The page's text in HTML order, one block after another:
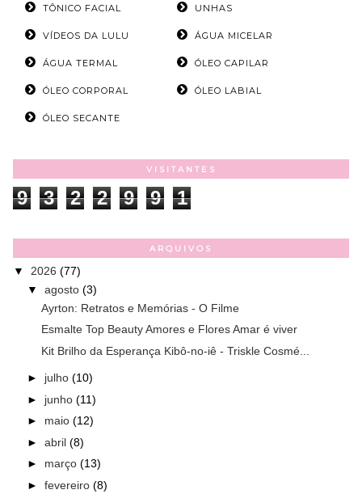
TÔNICO FACIAL UNHAS
VÍDEOS DA LULU ÁGUA MICELAR
ÁGUA TERMAL ÓLEO CAPILAR
ÓLEO CORPORAL ÓLEO LABIAL
ÓLEO SECANTE
VISITANTES
9 3 2 2 9 9 1
ARQUIVOS
▼ 2026 (77)
▼ agosto (3)
Ayrton: Retratos e Memórias - O Filme
Esmalte Top Beauty Amores e Flores Amar é viver
Kit Brilho da Esperança Kibô-no-iê - Triskle Cosmé...
► julho (10)
► junho (11)
► maio (12)
► abril (8)
► março (13)
► fevereiro (8)